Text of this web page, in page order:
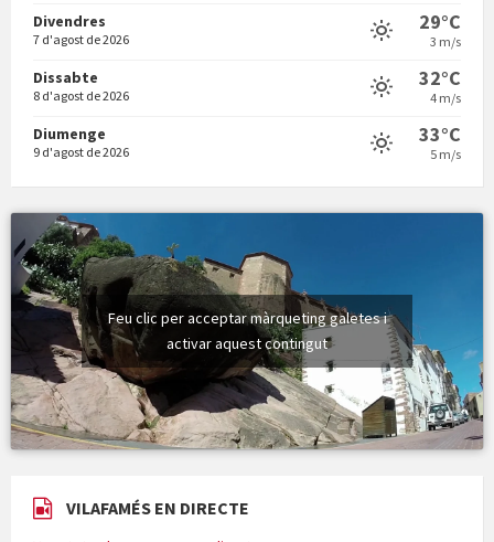
Vermuts a la Font. Hit parit
Divendres
7 d'agost de 2026
29°C
3 m/s
Dissabte
8 d'agost de 2026
32°C
4 m/s
Diumenge
9 d'agost de 2026
33°C
5 m/s
Feu clic per acceptar màrqueting galetes i
activar aquest contingut
VILAFAMÉS EN DIRECTE